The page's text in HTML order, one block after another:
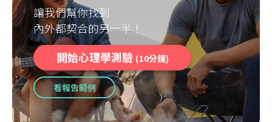
讓我們幫你找到
內外都契合的另一半！
開始心理學測驗 (10分鐘)
看報告範例